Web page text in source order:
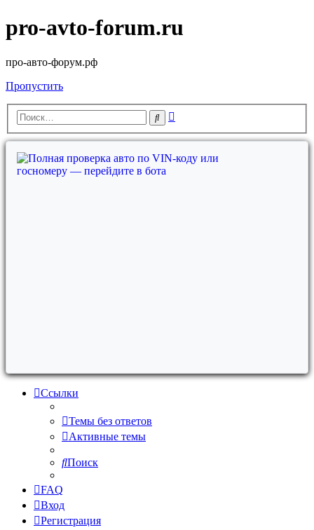
pro-avto-forum.ru
про-авто-форум.рф
Пропустить
Поиск
Ссылки
Темы без ответов
Активные темы
Поиск
FAQ
Вход
Регистрация